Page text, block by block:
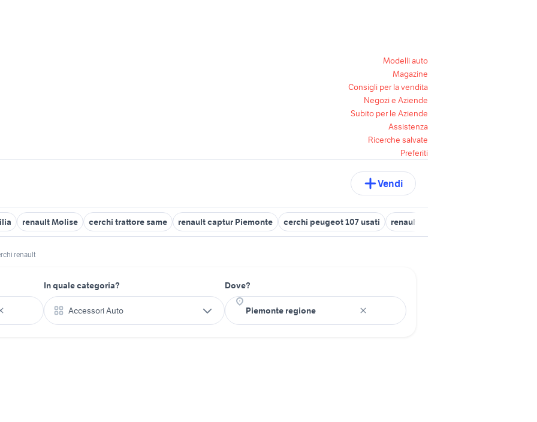
Modelli auto
Magazine
Consigli per la vendita
Negozi e Aziende
Subito per le Aziende
Assistenza
Ricerche salvate
Preferiti
Vendi
renault Molise cerchi trattore same renault captur Piemonte cerchi peugeot 107 usati renault clio Taranto provincia
renault
In quale categoria?
Accessori Auto
Dove?